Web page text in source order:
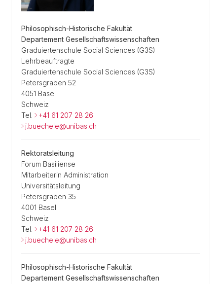
Philosophisch-Historische Fakultät
Departement Gesellschaftswissenschaften
Graduiertenschule Social Sciences (G3S)
Lehrbeauftragte
Graduiertenschule Social Sciences (G3S)
Petersgraben 52
4051 Basel
Schweiz
Tel.
+41 61 207 28 26
j.buechele@unibas.ch
Rektoratsleitung
Forum Basiliense
Mitarbeiterin Administration
Universitätsleitung
Petersgraben 35
4001 Basel
Schweiz
Tel.
+41 61 207 28 26
j.buechele@unibas.ch
Philosophisch-Historische Fakultät
Departement Gesellschaftswissenschaften